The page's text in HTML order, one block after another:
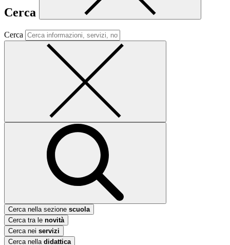
Cerca
Cerca
Cerca nella sezione scuola
Cerca tra le novità
Cerca nei servizi
Cerca nella didattica